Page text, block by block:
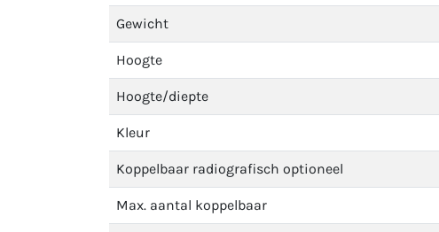
Gewicht
Hoogte
Hoogte/diepte
Kleur
Koppelbaar radiografisch optioneel
Max. aantal koppelbaar